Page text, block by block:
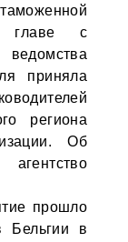
главе с
приняла
региона
Об
прошло
Бельгии в